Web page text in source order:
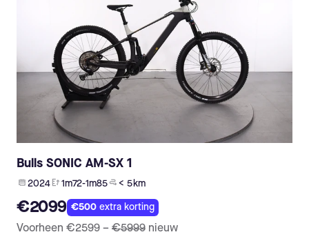
Bulls SONIC AM-SX 1
2024 1m72-1m85 < 5 km
€2099 €500extra korting
Voorheen €2599 – €5999 nieuw